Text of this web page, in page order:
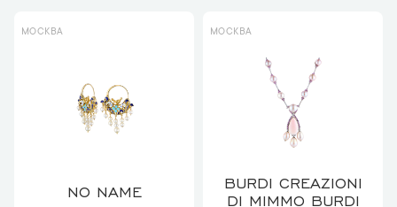
МОСКВА
NO NAME
МОСКВА
BURDI CREAZIONI
DI MIMMO BURDI